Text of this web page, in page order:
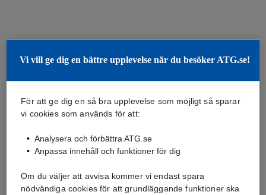
Vi vill ge dig en bättre upplevelse när du besöker ATG.se!
För att ge dig en så bra upplevelse som möjligt så sparar
vi cookies som används för att:
Analysera och förbättra ATG.se
Anpassa innehåll och funktioner för dig
Om du väljer att avvisa kommer vi endast spara
nödvändiga cookies för att grundläggande funktioner ska